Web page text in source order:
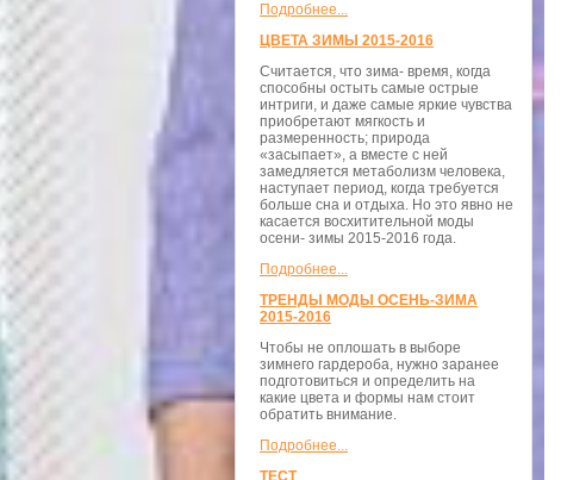
Подробнее...
ЦВЕТА ЗИМЫ 2015-2016
Считается, что зима- время, когда
способны остыть самые острые
интриги, и даже самые яркие чувства
приобретают мягкость и
размеренность; природа
«засыпает», а вместе с ней
замедляется метаболизм человека,
наступает период, когда требуется
больше сна и отдыха. Но это явно не
касается восхитительной моды
осени- зимы 2015-2016 года.
Подробнее...
ТРЕНДЫ МОДЫ ОСЕНЬ-ЗИМА
2015-2016
Чтобы не оплошать в выборе
зимнего гардероба, нужно заранее
подготовиться и определить на
какие цвета и формы нам стоит
обратить внимание.
Подробнее...
ТЕСТ